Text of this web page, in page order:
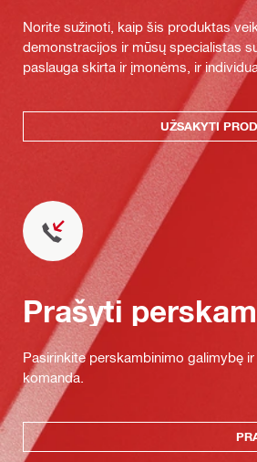
Norite sužinoti, kaip šis produktas
demonstracijos ir mūsų specialistas
paslauga skirta ir įmonėms, ir
UŽSAKYTI
Prašyti
Pasirinkite perskambinimo galimybę
komanda.